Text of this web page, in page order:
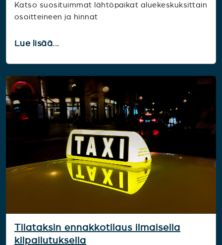
Katso suosituimmat lähtöpaikat aluekeskuksittain
osoitteineen ja hinnat
Lue lisää...
Tilataksin ennakkotilaus ilmaisella
kilpailutuksella